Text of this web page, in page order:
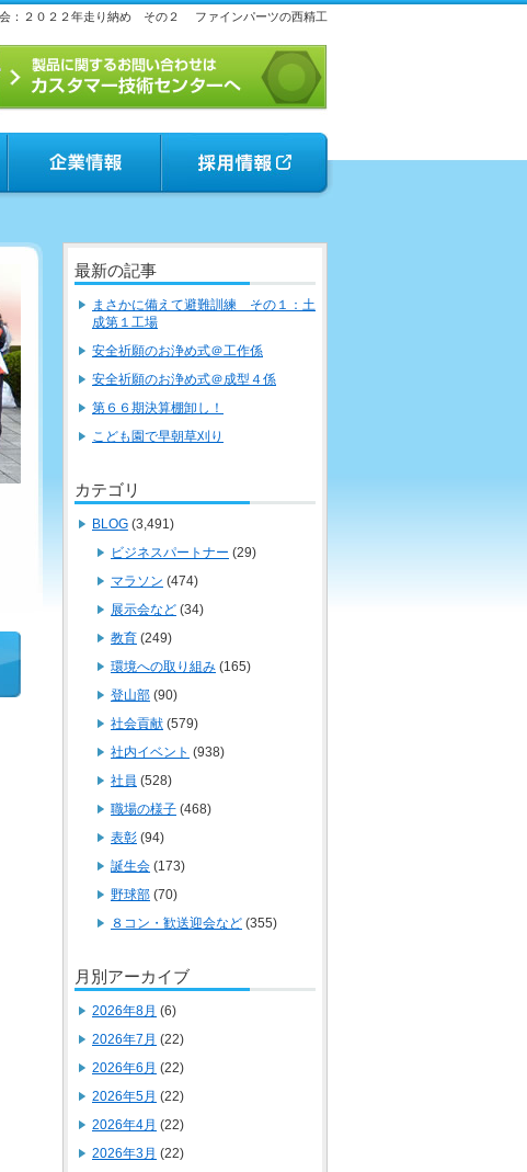
：２０２２年走り納め その２ ファインパーツの西精工
最新の記事
まさかに備えて避難訓練 その１：土
成第１工場
安全祈願のお浄め式＠工作係
安全祈願のお浄め式＠成型４係
第６６期決算棚卸し！
こども園で早朝草刈り
カテゴリ
BLOG (3,491)
ビジネスパートナー (29)
マラソン (474)
展示会など (34)
教育 (249)
環境への取り組み (165)
登山部 (90)
社会貢献 (579)
社内イベント (938)
社員 (528)
職場の様子 (468)
表彰 (94)
誕生会 (173)
野球部 (70)
８コン・歓送迎会など (355)
月別アーカイブ
2026年8月 (6)
2026年7月 (22)
2026年6月 (22)
2026年5月 (22)
2026年4月 (22)
2026年3月 (22)